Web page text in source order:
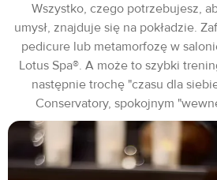
Wszystko, czego potrzebujesz,
umysł, znajduje się na pokładzie.
pedicure lub metamorfozę w
Lotus Spa®. A może to szybki
następnie trochę "czasu dla
Conservatory, spokojnym